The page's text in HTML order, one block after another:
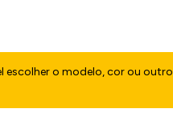
escolher o modelo, cor ou outro